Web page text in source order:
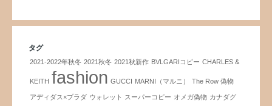
タグ
2021-2022年秋冬 2021秋冬 2021秋新作 BVLGARIコピー CHARLES &
KEITH fashion GUCCI MARNI（マルニ） The Row 偽物
アディダス×プラダ ウォレット スーパーコピー オメガ偽物 カナダグ